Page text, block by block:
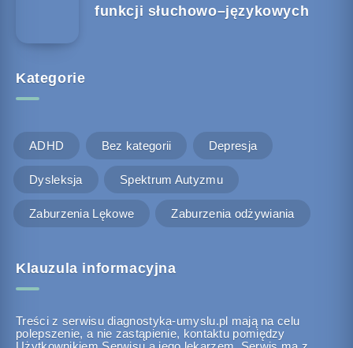
funkcji słuchowo–językowych
Kategorie
ADHD Bez kategorii Depresja
Dysleksja Spektrum Autyzmu
Zaburzenia Lękowe Zaburzenia odżywiania
Klauzula informacyjna
Treści z serwisu diagnostyka-umyslu.pl mają na celu
polepszenie, a nie zastąpienie, kontaktu pomiędzy